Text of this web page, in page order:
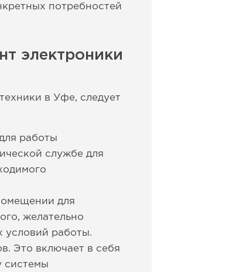
потребностей
электроники
в Уфе, следует
работы
службе для
для
желательно
условий работы.
Это включает в себя
системы